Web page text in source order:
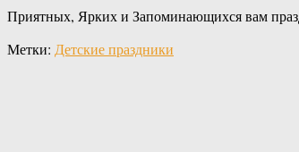
Приятных, Ярких и Запоминающихся вам
Метки: Детские праздники